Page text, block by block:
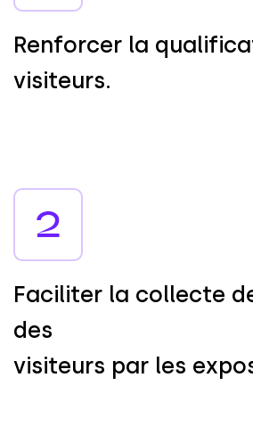
Renforcer la qualifica
visiteurs.
2
Faciliter la collecte d
des
visiteurs par les expo